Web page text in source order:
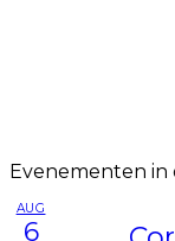
Evenementen
AUG
6